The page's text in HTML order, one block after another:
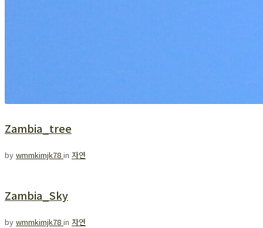
Zambia_tree
by wmmkimjk78 in 자연
Zambia_Sky
by wmmkimjk78 in 자연